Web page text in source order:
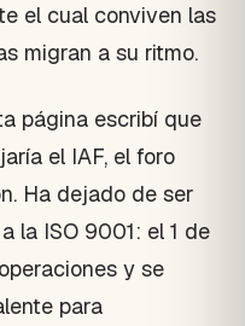
el cual conviven las
migran a su ritmo.
página escribí que
el IAF, el foro
Ha dejado de ser
la ISO 9001: el 1 de
y se
para